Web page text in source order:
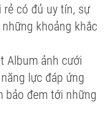
có đủ uy tín, sự
khoảng khắc
Album ảnh cưới
lực đáp ứng
bảo đem tới những